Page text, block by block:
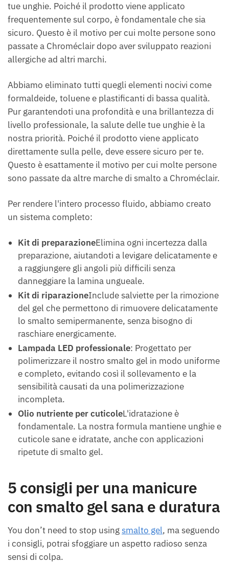
tue unghie. Poiché il prodotto viene applicato
frequentemente sul corpo, è fondamentale che sia
sicuro. Questo è il motivo per cui molte persone sono
passate a Chroméclair dopo aver sviluppato reazioni
allergiche ad altri marchi.
Abbiamo eliminato tutti quegli elementi nocivi come
formaldeide, toluene e plastificanti di bassa qualità.
Pur garantendoti una profondità e una brillantezza di
livello professionale, la salute delle tue unghie è la
nostra priorità. Poiché il prodotto viene applicato
direttamente sulla pelle, deve essere sicuro per te.
Questo è esattamente il motivo per cui molte persone
sono passate da altre marche di smalto a Chroméclair.
Per rendere l'intero processo fluido, abbiamo creato
un sistema completo:
Kit di preparazioneElimina ogni incertezza dalla
preparazione, aiutandoti a levigare delicatamente e
a raggiungere gli angoli più difficili senza
danneggiare la lamina ungueale.
Kit di riparazioneInclude salviette per la rimozione
del gel che permettono di rimuovere delicatamente
lo smalto semipermanente, senza bisogno di
raschiare energicamente.
Lampada LED professionale: Progettato per
polimerizzare il nostro smalto gel in modo uniforme
e completo, evitando così il sollevamento e la
sensibilità causati da una polimerizzazione
incompleta.
Olio nutriente per cuticoleL'idratazione è
fondamentale. La nostra formula mantiene unghie e
cuticole sane e idratate, anche con applicazioni
ripetute di smalto gel.
5 consigli per una manicure
con smalto gel sana e duratura
You don’t need to stop usingsmalto gel, ma seguendo
i consigli, potrai sfoggiare un aspetto radioso senza
sensi di colpa.